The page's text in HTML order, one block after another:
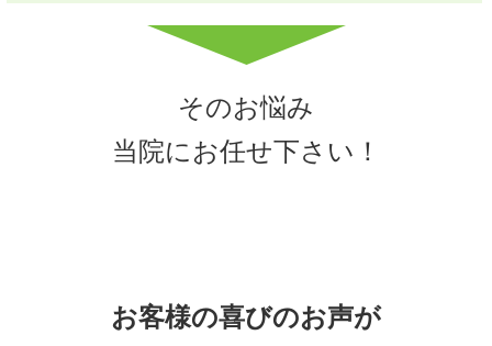
そのお悩み
当院にお任せ下さい！
お客様の喜びのお声が